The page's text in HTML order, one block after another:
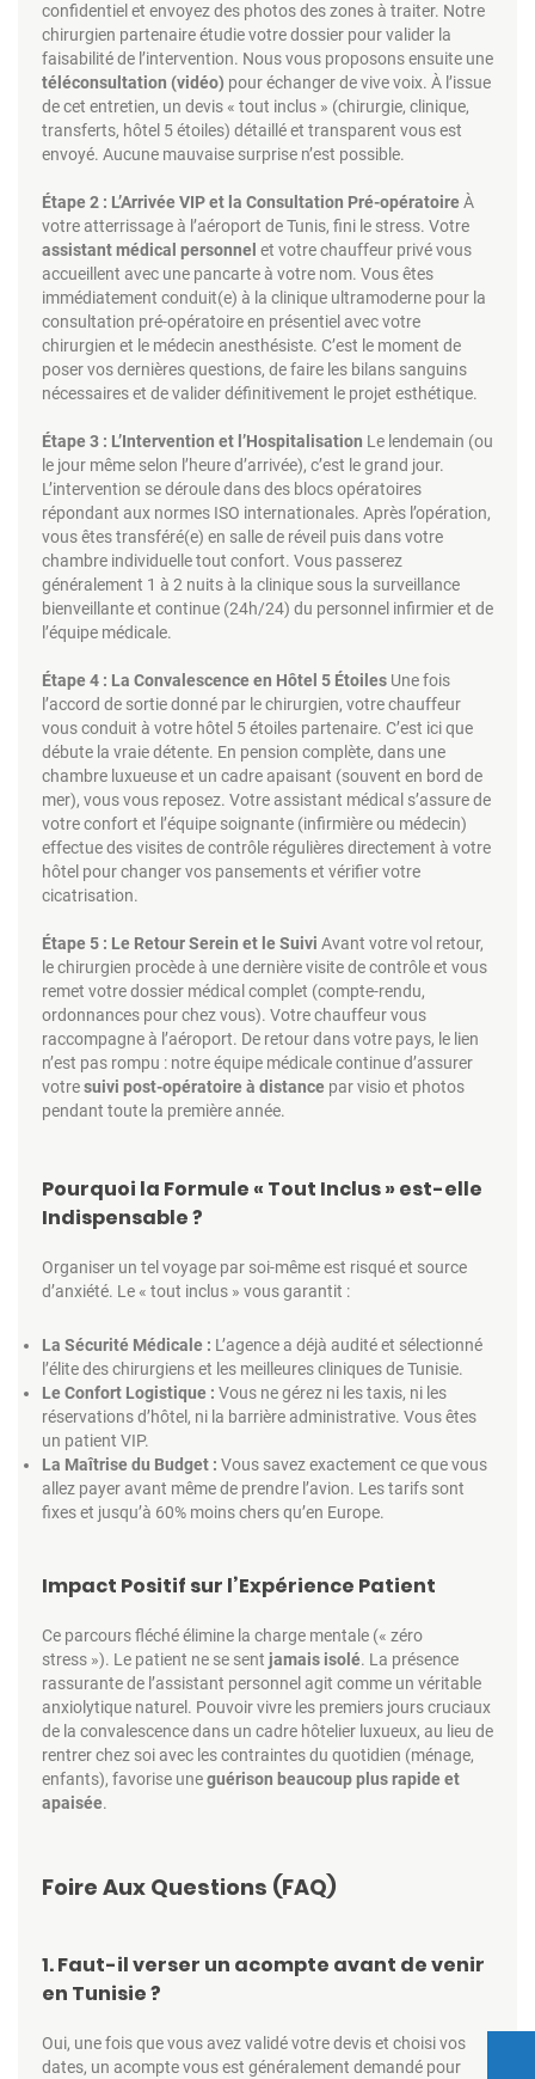
confidentiel et envoyez des photos des zones à traiter. Notre
chirurgien partenaire étudie votre dossier pour valider la
faisabilité de l’intervention. Nous vous proposons ensuite une
téléconsultation (vidéo) pour échanger de vive voix. À l’issue
de cet entretien, un devis « tout inclus » (chirurgie, clinique,
transferts, hôtel 5 étoiles) détaillé et transparent vous est
envoyé. Aucune mauvaise surprise n’est possible.
Étape 2 : L’Arrivée VIP et la Consultation Pré-opératoire À
votre atterrissage à l’aéroport de Tunis, fini le stress. Votre
assistant médical personnel et votre chauffeur privé vous
accueillent avec une pancarte à votre nom. Vous êtes
immédiatement conduit(e) à la clinique ultramoderne pour la
consultation pré-opératoire en présentiel avec votre
chirurgien et le médecin anesthésiste. C’est le moment de
poser vos dernières questions, de faire les bilans sanguins
nécessaires et de valider définitivement le projet esthétique.
Étape 3 : L’Intervention et l’Hospitalisation Le lendemain (ou
le jour même selon l’heure d’arrivée), c’est le grand jour.
L’intervention se déroule dans des blocs opératoires
répondant aux normes ISO internationales. Après l’opération,
vous êtes transféré(e) en salle de réveil puis dans votre
chambre individuelle tout confort. Vous passerez
généralement 1 à 2 nuits à la clinique sous la surveillance
bienveillante et continue (24h/24) du personnel infirmier et de
l’équipe médicale.
Étape 4 : La Convalescence en Hôtel 5 Étoiles Une fois
l’accord de sortie donné par le chirurgien, votre chauffeur
vous conduit à votre hôtel 5 étoiles partenaire. C’est ici que
débute la vraie détente. En pension complète, dans une
chambre luxueuse et un cadre apaisant (souvent en bord de
mer), vous vous reposez. Votre assistant médical s’assure de
votre confort et l’équipe soignante (infirmière ou médecin)
effectue des visites de contrôle régulières directement à votre
hôtel pour changer vos pansements et vérifier votre
cicatrisation.
Étape 5 : Le Retour Serein et le Suivi Avant votre vol retour,
le chirurgien procède à une dernière visite de contrôle et vous
remet votre dossier médical complet (compte-rendu,
ordonnances pour chez vous). Votre chauffeur vous
raccompagne à l’aéroport. De retour dans votre pays, le lien
n’est pas rompu : notre équipe médicale continue d’assurer
votresuivi post-opératoire à distance par visio et photos
pendant toute la première année.
Pourquoi la Formule « Tout Inclus » est-elle
Indispensable ?
Organiser un tel voyage par soi-même est risqué et source
d’anxiété. Le « tout inclus » vous garantit :
La Sécurité Médicale : L’agence a déjà audité et sélectionné
l’élite des chirurgiens et les meilleures cliniques de Tunisie.
Le Confort Logistique : Vous ne gérez ni les taxis, ni les
réservations d’hôtel, ni la barrière administrative. Vous êtes
un patient VIP.
La Maîtrise du Budget : Vous savez exactement ce que vous
allez payer avant même de prendre l’avion. Les tarifs sont
fixes et jusqu’à 60% moins chers qu’en Europe.
Impact Positif sur l’Expérience Patient
Ce parcours fléché élimine la charge mentale (« zéro
stress »). Le patient ne se sent jamais isolé. La présence
rassurante de l’assistant personnel agit comme un véritable
anxiolytique naturel. Pouvoir vivre les premiers jours cruciaux
de la convalescence dans un cadre hôtelier luxueux, au lieu de
rentrer chez soi avec les contraintes du quotidien (ménage,
enfants), favorise uneguérison beaucoup plus rapide et
apaisée.
Foire Aux Questions (FAQ)
1. Faut-il verser un acompte avant de venir
en Tunisie ?
Oui, une fois que vous avez validé votre devis et choisi vos
dates, un acompte vous est généralement demandé pour